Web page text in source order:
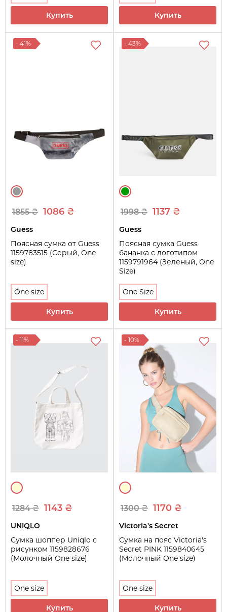
Купить Купить
- 41%
1855 ₴ 1086 ₴
Guess
Поясная сумка от Guess
1159783515 (Серый, One
size)
One size
Купить
- 43%
1998 ₴ 1137 ₴
Guess
Поясная сумка Guess
бананка с логотипом
1159791964 (Зеленый, One
Size)
One Size
Купить
- 11%
1284 ₴ 1143 ₴
UNIQLO
Сумка шоппер Uniqlo с
рисунком 1159828676
(Молочный One size)
One size
Купить
- 10%
1300 ₴ 1170 ₴
Victoria's Secret
Сумка на пояс Victoria's
Secret PINK 1159840645
(Молочный One size)
One size
Купить